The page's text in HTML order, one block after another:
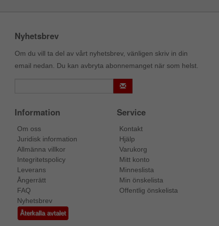
Nyhetsbrev
Om du vill ta del av vårt nyhetsbrev, vänligen skriv in din
email nedan. Du kan avbryta abonnemanget när som helst.
Information
Om oss
Juridisk information
Allmänna villkor
Integritetspolicy
Leverans
Ångerrätt
FAQ
Nyhetsbrev
Återkalla avtalet
Service
Kontakt
Hjälp
Varukorg
Mitt konto
Minneslista
Min önskelista
Offentlig önskelista